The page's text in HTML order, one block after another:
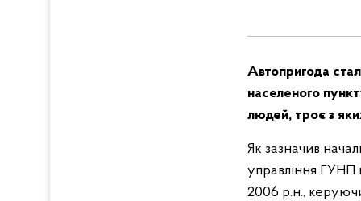
Автопригода
населеного
людей, троє з
Як зазначив
управління ГУНП
2006 р.н.,